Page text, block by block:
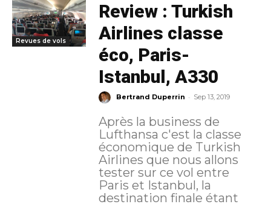
Revues de vols
Review : Turkish
Airlines classe
éco, Paris-
Istanbul, A330
Bertrand Duperrin - Sep 13, 2019
Après la business de
Lufthansa c'est la classe
économique de Turkish
Airlines que nous allons
tester sur ce vol entre
Paris et Istanbul, la
destination finale étant